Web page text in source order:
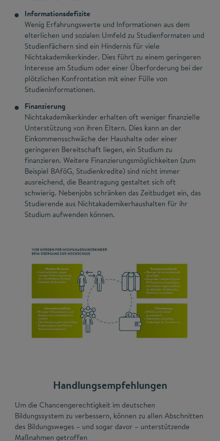
Informationsdefizite
Wenig Erfahrungswerte und Informationen aus dem
elterlichen und sozialen Umfeld zu Studienformaten und
Studienfächern sind ein Hindernis für viele
Nichtakademikerkinder. Dies führt zu einem geringeren
Interesse am Studium oder einer Überforderung bei der
plötzlichen Konfrontation mit einer Fülle von
Studieninformationen.
Finanzierung
Nichtakademikerkinder erhalten oft weniger finanzielle
Unterstützung von ihren Eltern. Dies kann an der
Einkommensschwäche der Haushalte oder einer
geringeren Bereitschaft liegen, ein Studium zu
finanzieren. Weitere Finanzierungsmöglichkeiten (zum
Beispiel BAföG, Studienkredite) sind nicht immer
ausreichend, die Beantragung gestaltet sich oft
schwierig. Nebenjobs schränken das Zeitbudget ein, das
Studierende aus Nichtakademikerhaushalten für ihr
Studium aufwenden können.
Handlungsempfehlungen
Um die Chancengerechtigkeit im deutschen
Bildungssystem zu verbessern, können zu allen Abschnitten
des Bildungsweges – und sogar davor – unterstützende
Maßnahmen getroffen